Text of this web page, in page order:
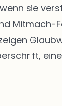
sie
Mitmach-